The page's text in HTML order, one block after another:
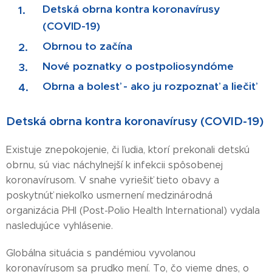
Detská obrna kontra koronavírusy
(COVID-19)
Obrnou to začína
Nové poznatky o postpoliosyndóme
Obrna a bolesť - ako ju rozpoznať a liečiť
Detská obrna kontra koronavírusy (COVID-19)
Existuje znepokojenie, či ľudia, ktorí prekonali detskú
obrnu, sú viac náchylnejší k infekcii spôsobenej
koronavírusom. V snahe vyriešiť tieto obavy a
poskytnúť niekoľko usmernení medzinárodná
organizácia PHI (Post-Polio Health International) vydala
nasledujúce vyhlásenie.
Globálna situácia s pandémiou vyvolanou
koronavírusom sa prudko mení. To, čo vieme dnes, o